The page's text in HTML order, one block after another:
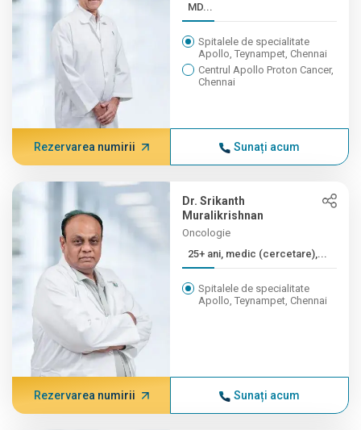
MD...
Spitalele de specialitate
Apollo, Teynampet, Chennai
Centrul Apollo Proton Cancer,
Chennai
Rezervarea numirii Sunați acum
Dr. Srikanth
Muralikrishnan
Oncologie
25+ ani, medic (cercetare),...
Spitalele de specialitate
Apollo, Teynampet, Chennai
Rezervarea numirii Sunați acum